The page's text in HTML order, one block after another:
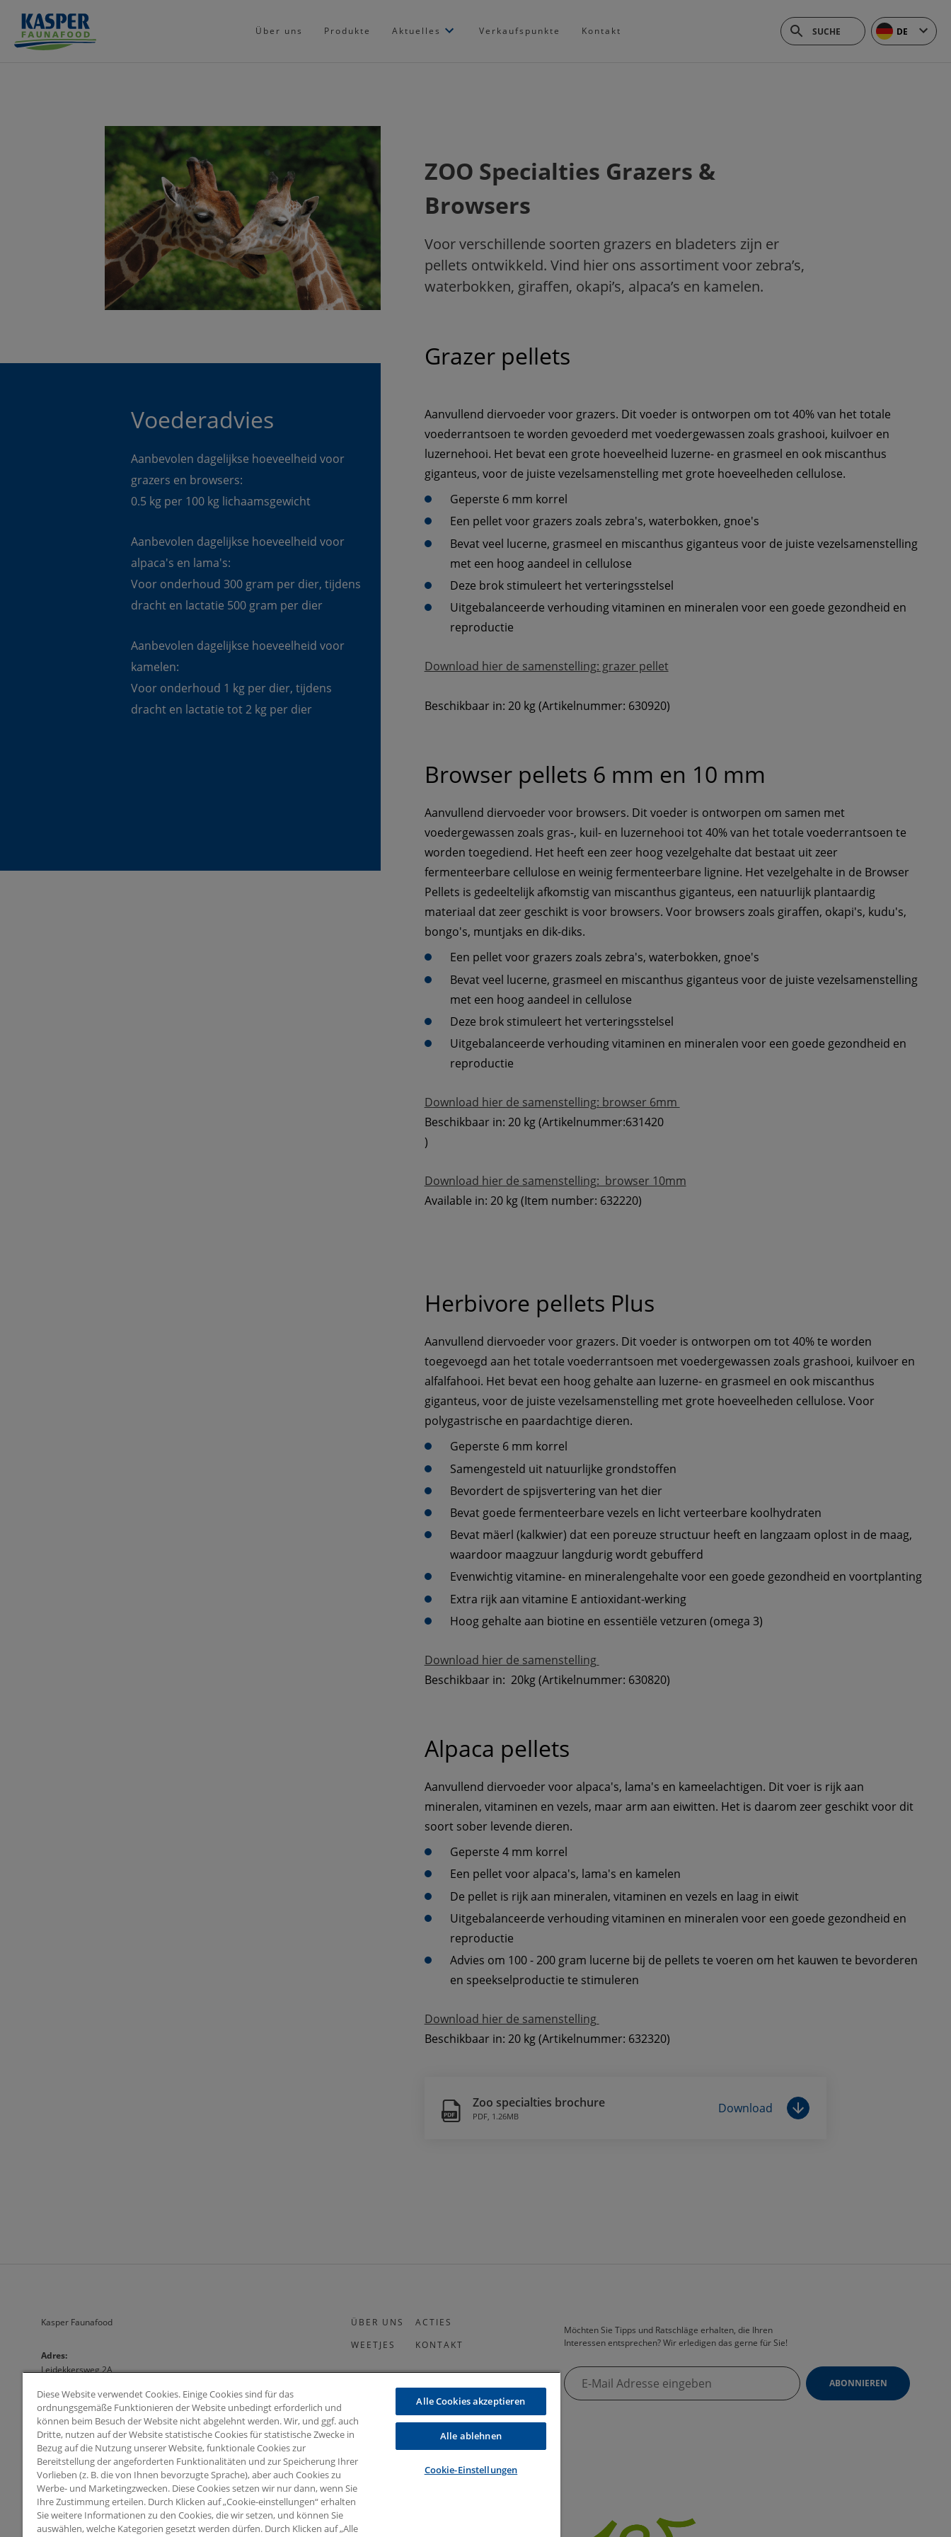
Über uns Produkte Aktuelles Verkaufspunkte Kontakt DE
Voederadvies
Aanbevolen dagelijkse hoeveelheid voor
grazers en browsers:
0.5 kg per 100 kg lichaamsgewicht
Aanbevolen dagelijkse hoeveelheid voor
alpaca's en lama's:
Voor onderhoud 300 gram per dier, tijdens
dracht en lactatie 500 gram per dier
Aanbevolen dagelijkse hoeveelheid voor
kamelen:
Voor onderhoud 1 kg per dier, tijdens
dracht en lactatie tot 2 kg per dier
ZOO Specialties Grazers &
Browsers
Voor verschillende soorten grazers en bladeters zijn er
pellets ontwikkeld. Vind hier ons assortiment voor zebra’s,
waterbokken, giraffen, okapi’s, alpaca’s en kamelen.
Grazer pellets
Aanvullend diervoeder voor grazers. Dit voeder is ontworpen om tot 40% van het totale
voederrantsoen te worden gevoederd met voedergewassen zoals grashooi, kuilvoer en
luzernehooi. Het bevat een grote hoeveelheid luzerne- en grasmeel en ook miscanthus
giganteus, voor de juiste vezelsamenstelling met grote hoeveelheden cellulose.
Geperste 6 mm korrel
Bevat veel lucerne, grasmeel en miscanthus giganteus voor de juiste vezelsamenstelling
Uitgebalanceerde verhouding vitaminen en mineralen voor een goede gezondheid en
Download hier de samenstelling: grazer pellet
Beschikbaar in: 20 kg (Artikelnummer: 630920)
Browser pellets 6 mm en 10 mm
Aanvullend diervoeder voor browsers. Dit voeder is ontworpen om samen met
voedergewassen zoals gras-, kuil- en luzernehooi tot 40% van het totale voederrantsoen te
worden toegediend. Het heeft een zeer hoog vezelgehalte dat bestaat uit zeer
fermenteerbare cellulose en weinig fermenteerbare lignine. Het vezelgehalte in de Browser
Pellets is gedeeltelijk afkomstig van miscanthus giganteus, een natuurlijk plantaardig
materiaal dat zeer geschikt is voor browsers. Voor browsers zoals giraffen, okapi's, kudu's,
bongo's, muntjaks en dik-diks.
Bevat veel lucerne, grasmeel en miscanthus giganteus voor de juiste vezelsamenstelling
Uitgebalanceerde verhouding vitaminen en mineralen voor een goede gezondheid en
Download hier de samenstelling: browser 6mm
Beschikbaar in: 20 kg (Artikelnummer:631420
)
Download hier de samenstelling:  browser 10mm
Available in: 20 kg (Item number: 632220)
Herbivore pellets Plus
Aanvullend diervoeder voor grazers. Dit voeder is ontworpen om tot 40% te worden
toegevoegd aan het totale voederrantsoen met voedergewassen zoals grashooi, kuilvoer en
alfalfahooi. Het bevat een hoog gehalte aan luzerne- en grasmeel en ook miscanthus
giganteus, voor de juiste vezelsamenstelling met grote hoeveelheden cellulose. Voor
polygastrische en paardachtige dieren.
Geperste 6 mm korrel
Samengesteld uit natuurlijke grondstoffen
Bevordert de spijsvertering van het dier
Bevat goede fermenteerbare vezels en licht verteerbare koolhydraten
Bevat mäerl (kalkwier) dat een poreuze structuur heeft en langzaam oplost in de maag,
waardoor maagzuur langdurig wordt gebufferd
Evenwichtig vitamine- en mineralengehalte voor een goede gezondheid en voortplanting
Extra rijk aan vitamine E antioxidant-werking
Hoog gehalte aan biotine en essentiële vetzuren (omega 3)
Download hier de samenstelling
Beschikbaar in:  20kg (Artikelnummer: 630820)
Alpaca pellets
Aanvullend diervoeder voor alpaca's, lama's en kameelachtigen. Dit voer is rijk aan
mineralen, vitaminen en vezels, maar arm aan eiwitten. Het is daarom zeer geschikt voor dit
soort sober levende dieren.
Geperste 4 mm korrel
Een pellet voor alpaca's, lama's en kamelen
De pellet is rijk aan mineralen, vitaminen en vezels en laag in eiwit
Uitgebalanceerde verhouding vitaminen en mineralen voor een goede gezondheid en
reproductie
Advies om 100 - 200 gram lucerne bij de pellets te voeren om het kauwen te bevorderen
en speekselproductie te stimuleren
Download hier de samenstelling
Beschikbaar in: 20 kg (Artikelnummer: 632320)
Zoo specialties brochure
PDF, 1.26MB
Download
Kasper Faunafood
Adres:
Leidekkersweg 2A
Nederland
Arie Blok BV
Leidekkersweg 2A 3449 JH Woerden (Nederland)
KvK-nummer 30133415
info@kasperfaunafood.nl
ÜBER UNS
WEETJES
ACTIES
KONTAKT
Möchten Sie Tipps und Ratschläge erhalten, die Ihren
Interessen entsprechen? Wir erledigen das gerne für Sie!
ABONNIEREN
Diese Website verwendet Cookies. Einige Cookies sind für das
ordnungsgemäße Funktionieren der Website unbedingt erforderlich und
können beim Besuch der Website nicht abgelehnt werden. Wir, und ggf. auch
Dritte, nutzen auf der Website statistische Cookies für statistische Zwecke in
Bezug auf die Nutzung unserer Website, funktionale Cookies zur
Bereitstellung der angeforderten Funktionalitäten und zur Speicherung Ihrer
Vorlieben (z. B. die von Ihnen bevorzugte Sprache), aber auch Cookies zu
Werbe- und Marketingzwecken. Diese Cookies setzen wir nur dann, wenn Sie
Ihre Zustimmung erteilen. Durch Klicken auf „Cookie-einstellungen“ erhalten
Sie weitere Informationen zu den Cookies, die wir setzen, und können Sie
auswählen, welche Kategorien gesetzt werden dürfen. Durch Klicken auf „Alle
Alle Cookies akzeptieren
Alle ablehnen
Cookie-Einstellungen